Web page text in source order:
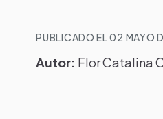
PUBLICADO EL 02 MAYO
Autor: Flor Catalina